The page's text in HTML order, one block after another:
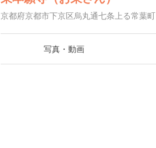
京都府京都市下京区烏丸通七条上る常葉町
写真・動画